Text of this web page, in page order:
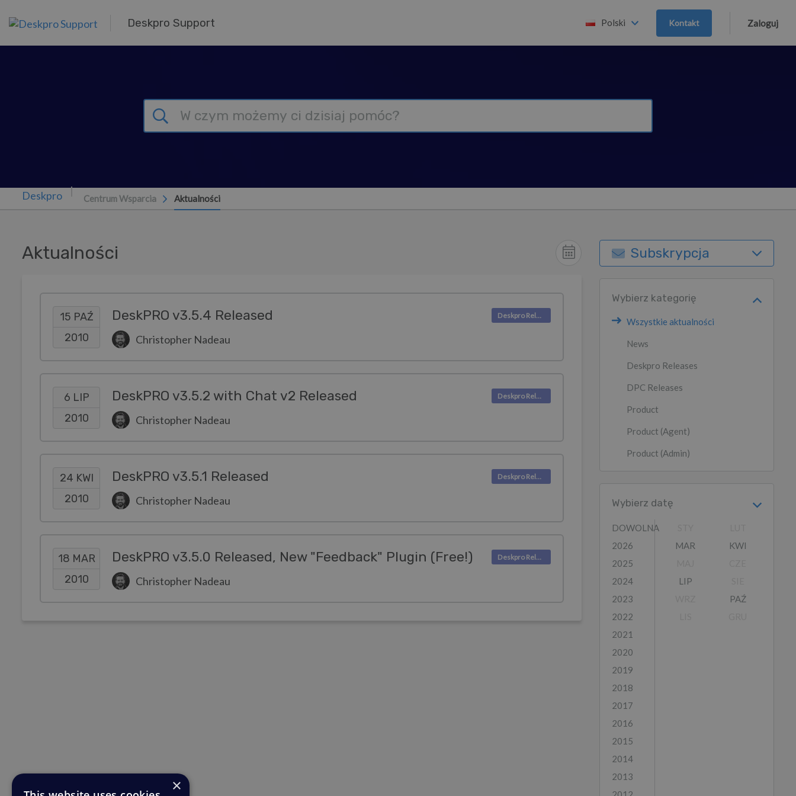
Deskpro Support Polski Kontakt Zaloguj
Centrum Wsparcia Aktualności
Aktualności
15 PAŹ
2010
DeskPRO v3.5.4 Released
Christopher Nadeau
Deskpro Releases
6 LIP
2010
DeskPRO v3.5.2 with Chat v2 Released
Christopher Nadeau
Deskpro Releases
24 KWI
2010
DeskPRO v3.5.1 Released
Christopher Nadeau
Deskpro Releases
18 MAR
2010
DeskPRO v3.5.0 Released, New "Feedback" Plugin (Free!)
Christopher Nadeau
Deskpro Releases
Subskrypcja
Wybierz kategorię
Wszystkie aktualności
News
Deskpro Releases
DPC Releases
Product
Product (Agent)
Product (Admin)
Wybierz datę
DOWOLNA
2026
2025
2024
2023
2022
2021
2020
2019
2018
2017
2016
2015
2014
2013
MAR
KWI
LIP
PAŹ
×